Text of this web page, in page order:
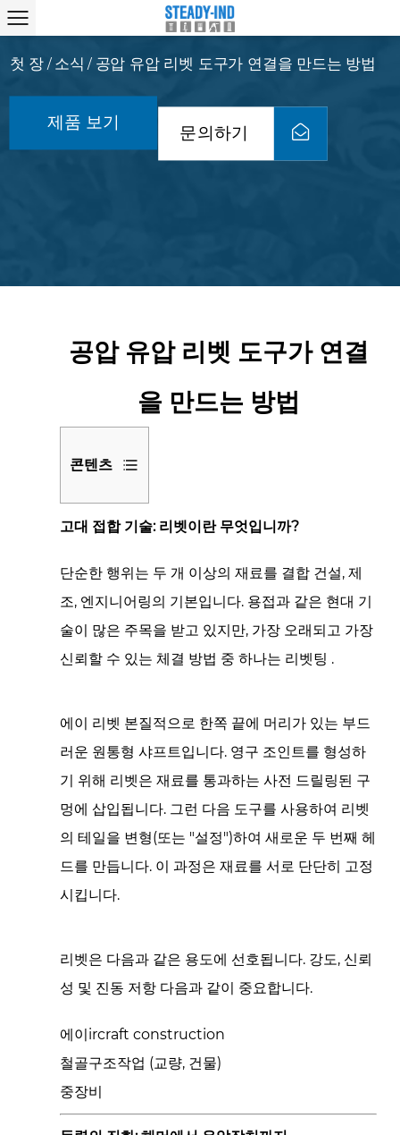
첫 장 / 소식 / 공압 유압 리벳 도구가 연결을 만드는 방법
제품 보기
문의하기
공압 유압 리벳 도구가 연결
을 만드는 방법
콘텐츠
1
고
접
합
기
술:
이
란
무
입
니
까?
2
의
진
해
머
에
서
고대 접합 기술: 리벳이란 무엇입니까?
단순한 행위는 두 개 이상의 재료를 결합 건설, 제
조, 엔지니어링의 기본입니다. 용접과 같은 현대 기
술이 많은 주목을 받고 있지만, 가장 오래되고 가장
신뢰할 수 있는 체결 방법 중 하나는 리벳팅 .
에이 리벳 본질적으로 한쪽 끝에 머리가 있는 부드
러운 원통형 샤프트입니다. 영구 조인트를 형성하
기 위해 리벳은 재료를 통과하는 사전 드릴링된 구
멍에 삽입됩니다. 그런 다음 도구를 사용하여 리벳
의 테일을 변형(또는 "설정")하여 새로운 두 번째 헤
드를 만듭니다. 이 과정은 재료를 서로 단단히 고정
시킵니다.
리벳은 다음과 같은 용도에 선호됩니다. 강도, 신뢰
성 및 진동 저항 다음과 같이 중요합니다.
에이ircraft construction
철골구조작업 (교량, 건물)
중장비